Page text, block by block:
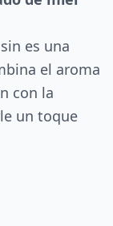
es una
el aroma
con la
un toque